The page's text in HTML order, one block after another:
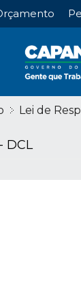
Lei de
DCL